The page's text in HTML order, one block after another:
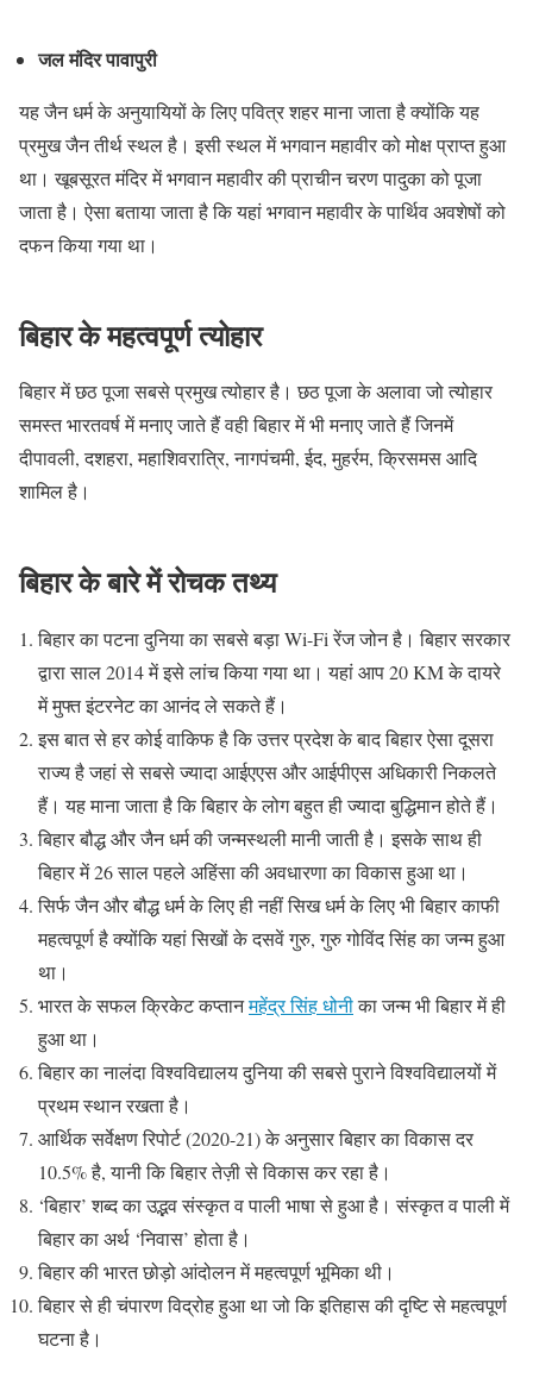
जल मंदिर पावापुरी
यह जैन धर्म के अनुयायियों के लिए पवित्र शहर माना जाता है क्योंकि यह
प्रमुख जैन तीर्थ स्थल है। इसी स्थल में भगवान महावीर को मोक्ष प्राप्त हुआ
था। खूबसूरत मंदिर में भगवान महावीर की प्राचीन चरण पादुका को पूजा
जाता है। ऐसा बताया जाता है कि यहां भगवान महावीर के पार्थिव अवशेषों को
दफन किया गया था।
बिहार के महत्वपूर्ण त्योहार
बिहार में छठ पूजा सबसे प्रमुख त्योहार है। छठ पूजा के अलावा जो त्योहार
समस्त भारतवर्ष में मनाए जाते हैं वही बिहार में भी मनाए जाते हैं जिनमें
दीपावली, दशहरा, महाशिवरात्रि, नागपंचमी, ईद, मुहर्रम, क्रिसमस आदि
शामिल है।
बिहार के बारे में रोचक तथ्य
बिहार का पटना दुनिया का सबसे बड़ा Wi-Fi रेंज जोन है। बिहार सरकार
द्वारा साल 2014 में इसे लांच किया गया था। यहां आप 20 KM के दायरे
में मुफ्त इंटरनेट का आनंद ले सकते हैं।
इस बात से हर कोई वाकिफ है कि उत्तर प्रदेश के बाद बिहार ऐसा दूसरा
राज्य है जहां से सबसे ज्यादा आईएएस और आईपीएस अधिकारी निकलते
हैं। यह माना जाता है कि बिहार के लोग बहुत ही ज्यादा बुद्धिमान होते हैं।
बिहार बौद्ध और जैन धर्म की जन्मस्थली मानी जाती है। इसके साथ ही
बिहार में 26 साल पहले अहिंसा की अवधारणा का विकास हुआ था।
सिर्फ जैन और बौद्ध धर्म के लिए ही नहीं सिख धर्म के लिए भी बिहार काफी
महत्वपूर्ण है क्योंकि यहां सिखों के दसवें गुरु, गुरु गोविंद सिंह का जन्म हुआ
था।
भारत के सफल क्रिकेट कप्तानमहेंद्र सिंह धोनीका जन्म भी बिहार में ही
हुआ था।
बिहार का नालंदा विश्वविद्यालय दुनिया की सबसे पुराने विश्वविद्यालयों में
प्रथम स्थान रखता है।
आर्थिक सर्वेक्षण रिपोर्ट (2020-21) के अनुसार बिहार का विकास दर
10.5% है, यानी कि बिहार तेज़ी से विकास कर रहा है।
‘बिहार’ शब्द का उद्भव संस्कृत व पाली भाषा से हुआ है। संस्कृत व पाली में
बिहार का अर्थ ‘निवास’ होता है।
बिहार की भारत छोड़ो आंदोलन में महत्वपूर्ण भूमिका थी।
बिहार से ही चंपारण विद्रोह हुआ था जो कि इतिहास की दृष्टि से महत्वपूर्ण
घटना है।